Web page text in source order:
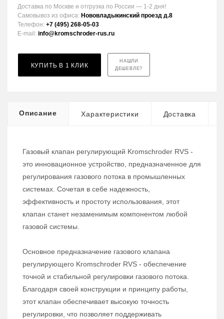
Доставка по Москве и отгрузка по России — 1-2 дня!
Самовывоз из офиса: Нововладыкинский проезд д.8
Телефон: +7 (495) 268-05-03
E-mail: info@kromschroder-rus.ru
КУПИТЬ В 1 КЛИК
НАШЛИ
ДЕШЕВЛЕ?
Описание Характеристики Доставка
Газовый клапан регулирующий Kromschroder RVS -
это инновационное устройство, предназначенное для
регулирования газового потока в промышленных
системах. Сочетая в себе надежность,
эффективность и простоту использования, этот
клапан станет незаменимым компонентом любой
газовой системы.
Основное предназначение газового клапана
регулирующего Kromschroder RVS - обеспечение
точной и стабильной регулировки газового потока.
Благодаря своей конструкции и принципу работы,
этот клапан обеспечивает высокую точность
регулировки, что позволяет поддерживать